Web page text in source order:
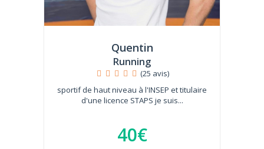
Quentin
Running
(25 avis)
sportif de haut niveau à l'INSEP et titulaire
d'une licence STAPS je suis...
40€